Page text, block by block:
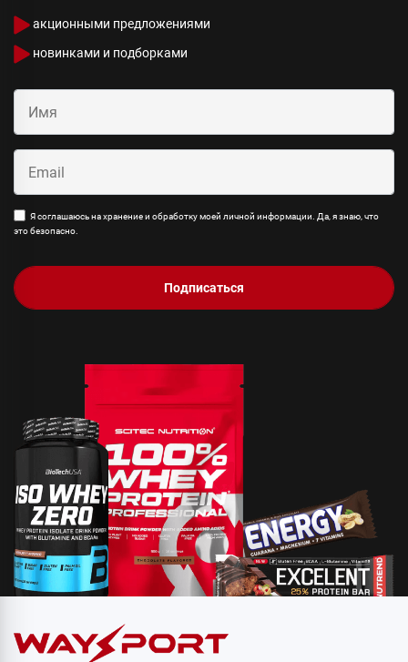
акционными предложениями
новинками и подборками
Я соглашаюсь на хранение и обработку моей личной информации. Да, я знаю, что
это безопасно.
Подписаться